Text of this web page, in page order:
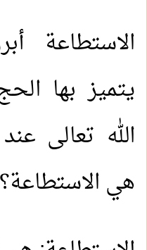
الاستطاعة
يتميز بها
الله تعالى
هي الاستطاعة؟